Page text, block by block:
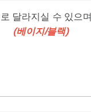
달라지실 수 있으며
(베이지/블랙)